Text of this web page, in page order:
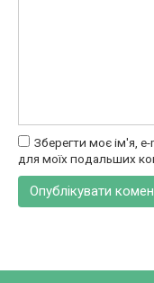
Зберегти моє ім'я,
для моїх подальших